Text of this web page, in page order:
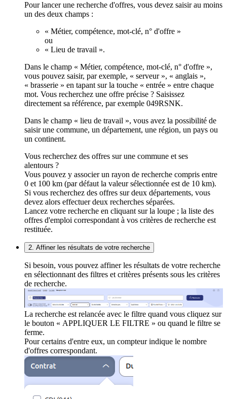
Pour lancer une recherche d'offres, vous devez saisir au moins
un des deux champs :
« Métier, compétence, mot-clé, n° d'offre »
ou
« Lieu de travail ».
Dans le champ « Métier, compétence, mot-clé, n° d'offre »,
vous pouvez saisir, par exemple, « serveur », « anglais »,
« brasserie » en tapant sur la touche « entrée » entre chaque
mot. Vous recherchez une offre précise ? Saisissez
directement sa référence, par exemple 049RSNK.
Dans le champ « lieu de travail », vous avez la possibilité de
saisir une commune, un département, une région, un pays ou
un continent.
Vous recherchez des offres sur une commune et ses
alentours ?
Vous pouvez y associer un rayon de recherche compris entre
0 et 100 km (par défaut la valeur sélectionnée est de 10 km).
Si vous recherchez des offres sur deux départements, vous
devez alors effectuer deux recherches séparées.
Lancez votre recherche en cliquant sur la loupe ; la liste des
offres d'emploi correspondant à vos critères de recherche est
restituée.
2. Affiner les résultats de votre recherche
Si besoin, vous pouvez affiner les résultats de votre recherche
en sélectionnant des filtres et critères présents sous les critères
de recherche.
La recherche est relancée avec le filtre quand vous cliquez sur
le bouton « APPLIQUER LE FILTRE » ou quand le filtre se
ferme.
Pour certains d'entre eux, un compteur indique le nombre
d'offres correspondant.